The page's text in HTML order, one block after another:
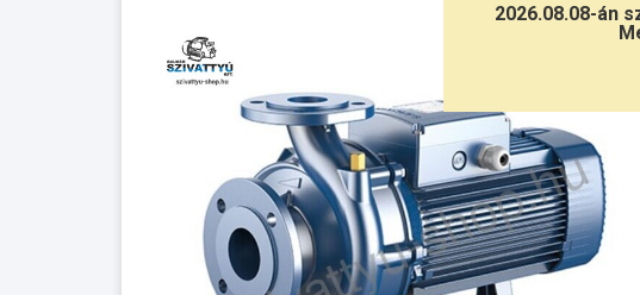
2026.08.08-án